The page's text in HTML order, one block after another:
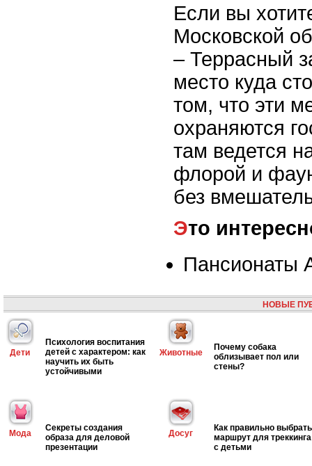
Если вы
Московской
– Террасный
место куда
том, что эти
охраняются
там ведется
флорой и
без
Это
Пансионаты
НОВЫЕ
Дети
Психология воспитания
детей с характером: как
научить их быть
устойчивыми
Животные
Почему собака
облизывает пол или
стены?
Мода
Секреты создания
образа для деловой
презентации
Досуг
Как правильно выбрать
маршрут для треккинга
с детьми